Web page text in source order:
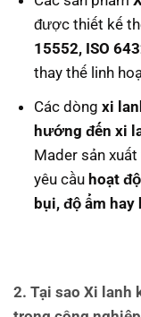
được thiết kế
15552, ISO
thay thế linh
Các dòng xi
hướng đến xi
Mader sản
yêu cầu hoạt
bụi, độ ẩm hay
2. Tại sao Xi lanh